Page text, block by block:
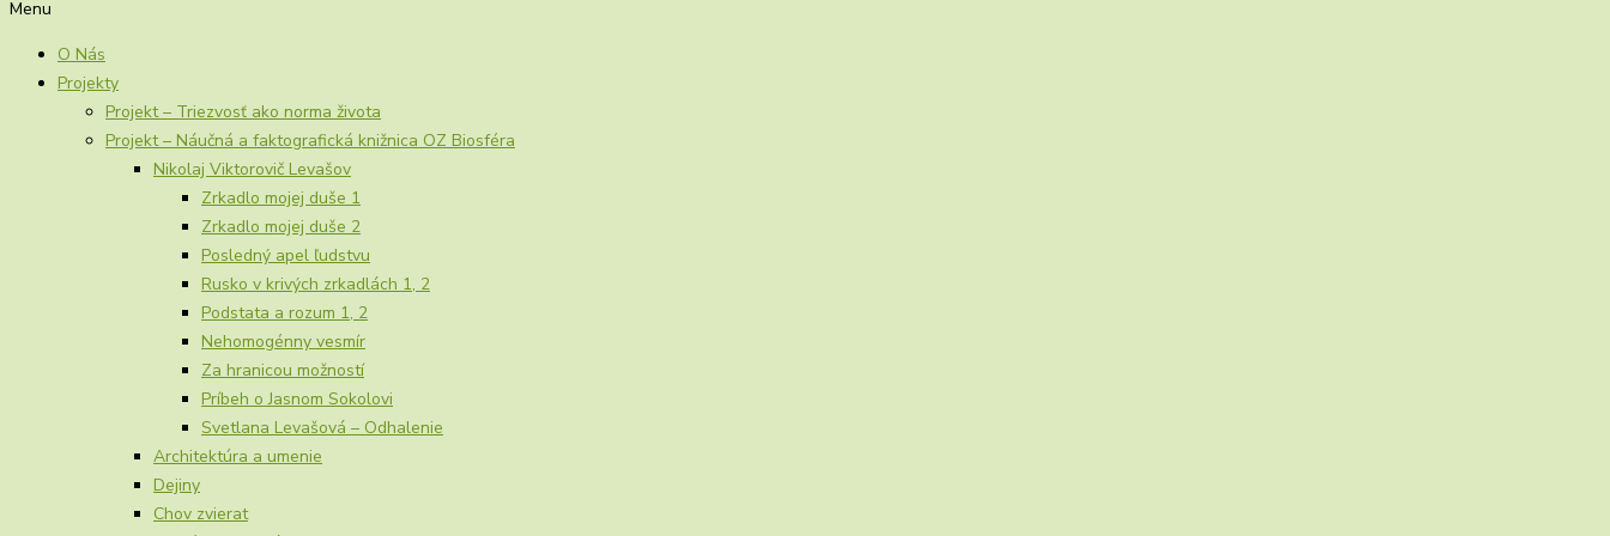
Menu
O Nás
Projekty
Projekt – Triezvosť ako norma života
Projekt – Náučná a faktografická knižnica OZ Biosféra
Nikolaj Viktorovič Levašov
Zrkadlo mojej duše 1
Zrkadlo mojej duše 2
Posledný apel ľudstvu
Rusko v krivých zrkadlách 1, 2
Podstata a rozum 1, 2
Nehomogénny vesmír
Za hranicou možností
Príbeh o Jasnom Sokolovi
Svetlana Levašová – Odhalenie
Architektúra a umenie
Dejiny
Chov zvierat